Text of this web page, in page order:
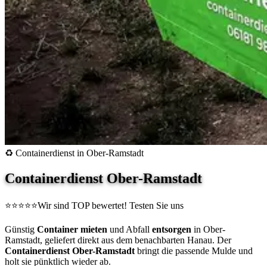
♻️ Containerdienst in Ober-Ramstadt
Containerdienst Ober-Ramstadt
⭐⭐⭐⭐⭐Wir sind TOP bewertet! Testen Sie uns
Günstig Container mieten und Abfall entsorgen in Ober-
Ramstadt, geliefert direkt aus dem benachbarten Hanau. Der
Containerdienst Ober-Ramstadt bringt die passende Mulde und
holt sie pünktlich wieder ab.